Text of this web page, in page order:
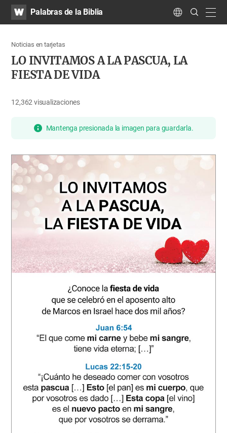
WATVPalabras de la Biblia Language
Search
Submit
Noticias en tarjetas
LO INVITAMOS A LA PASCUA, LA
FIESTA DE VIDA
12,362visualizaciones
Mantenga presionada la imagen para guardarla.